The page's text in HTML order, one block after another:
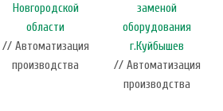
Новгородской
области
// Автоматизация
производства
заменой
оборудования
г.Куйбышев
// Автоматизация
производства